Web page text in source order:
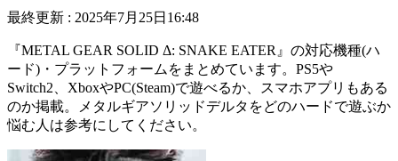
最終更新 : 2025年7月25日16:48
『METAL GEAR SOLID Δ: SNAKE EATER』の対応機種(ハ
ード)・プラットフォームをまとめています。PS5や
Switch2、XboxやPC(Steam)で遊べるか、スマホアプリもある
のか掲載。メタルギアソリッドデルタをどのハードで遊ぶか
悩む人は参考にしてください。